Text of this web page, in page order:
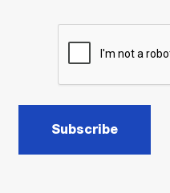
Subscribe